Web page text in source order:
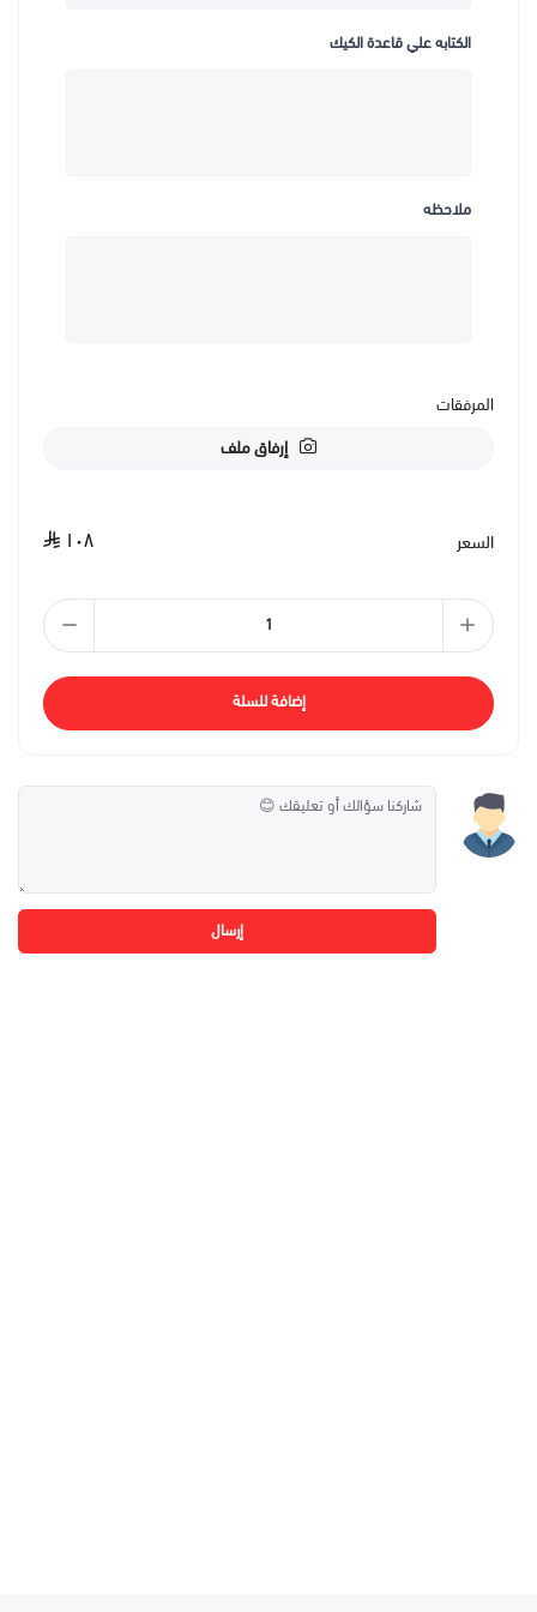
الكتابه علي قاعدة الكيك
ملاحظه
المرفقات
إرفاق ملف
السعر ١٠٨
إضافة للسلة
إرسال